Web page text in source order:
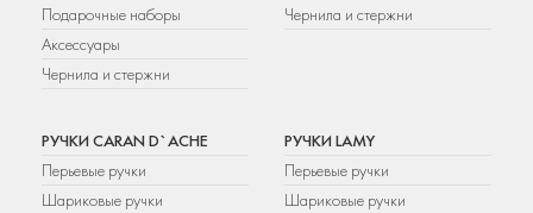
Подарочные наборы
Аксессуары
Чернила и стержни
Чернила и стержни
РУЧКИ CARAN D`ACHE
Перьевые ручки
Шариковые ручки
РУЧКИ LAMY
Перьевые ручки
Шариковые ручки